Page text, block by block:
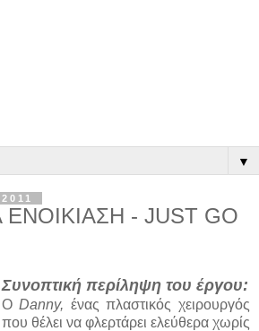
▼
- JUST GO
Συνοπτική περίληψη του έργου:
ΟDanny, ένας πλαστικός χειρουργός
που θέλει να φλερτάρει ελεύθερα χωρίς